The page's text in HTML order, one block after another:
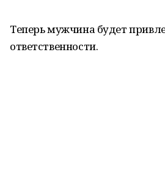
Теперь мужчина будет
ответственности.